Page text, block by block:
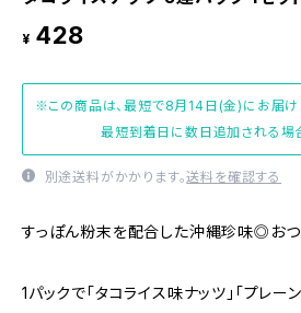
¥ 428
※この商品は、最短で8月14日(金)にお届け
最短到着日に数日追加される場合
別途送料がかかります。送料を確認する
すっぽん粉末を配合した沖縄珍味◎おつ
1パックで「タコライス味ナッツ」「プレー